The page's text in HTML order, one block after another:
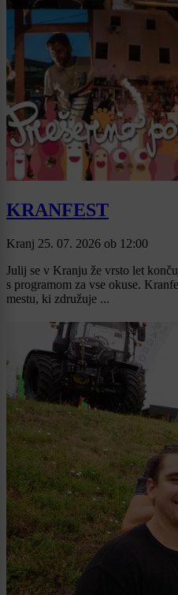
KRANFEST
Kranj 25. 07. 2026 ob 12:00
Julij se v Kranju že vrsto let
s programom za vse okuse.
mestu, ki združuje ...